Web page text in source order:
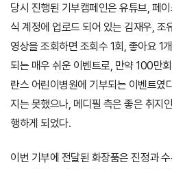
당시 진행된 기부캠페인은 유튜브, 페
식 계정에 업로드 되어 있는 김재우, 조
영상을 조회하면 조회수 1회, 좋아요 1
되는 매우 쉬운 이벤트로, 만약 100만
란스 어린이병원에 기부되는 이벤트였
지는 못했으나, 메디필 측은 좋은 취지
행하게 되었다.
이번 기부에 전달된 화장품은 진정과